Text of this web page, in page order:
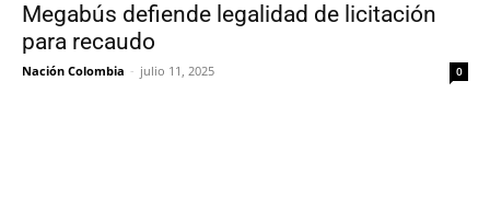
Megabús defiende legalidad de licitación
para recaudo
Nación Colombia - julio 11, 2025 0